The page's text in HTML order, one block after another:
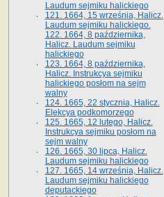
Laudum sejmiku halickiego
121. 1664, 15 września, Halicz.
Laudum sejmiku halickiego.
122. 1664, 8 października,
Halicz. Laudum sejmiku
halickiego
123. 1664, 8 października,
Halicz. Instrukcya sejmiku
halickiego posłom na sejm
walny
124. 1665, 22 stycznia, Halicz.
Elekcya podkomorzego
125. 1665, 12 lutego, Halicz.
Instrukcya sejmiku posłom na
sejm walny
126. 1665, 30 lipca, Halicz.
Laudum sejmiku halickiego
127. 1665, 14 września, Halicz.
Laudum sejmiku halickiego
deputackiego